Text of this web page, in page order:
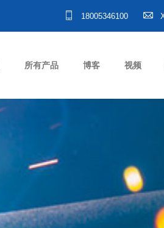
18005346100
所有产品 博客 视频